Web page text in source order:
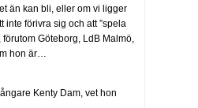
än kan bli, eller om vi ligger
inte förivra sig och att ”spela
Göteborg, LdB Malmö,
hon är…
Kenty Dam, vet hon